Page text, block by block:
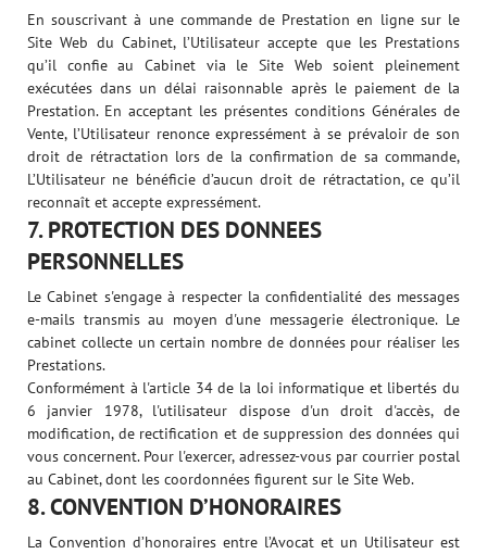
En souscrivant à une commande de Prestation en ligne sur le
Site Web du Cabinet, l’Utilisateur accepte que les Prestations
qu’il confie au Cabinet via le Site Web soient pleinement
exécutées dans un délai raisonnable après le paiement de la
Prestation. En acceptant les présentes conditions Générales de
Vente, l’Utilisateur renonce expressément à se prévaloir de son
droit de rétractation lors de la confirmation de sa commande,
L’Utilisateur ne bénéficie d’aucun droit de rétractation, ce qu’il
reconnaît et accepte expressément.
7. PROTECTION DES DONNEES
PERSONNELLES
Le Cabinet s'engage à respecter la confidentialité des messages
e-mails transmis au moyen d'une messagerie électronique. Le
cabinet collecte un certain nombre de données pour réaliser les
Prestations.
Conformément à l'article 34 de la loi informatique et libertés du
6 janvier 1978, l'utilisateur dispose d'un droit d'accès, de
modification, de rectification et de suppression des données qui
vous concernent. Pour l'exercer, adressez-vous par courrier postal
au Cabinet, dont les coordonnées figurent sur le Site Web.
8. CONVENTION D’HONORAIRES
La Convention d’honoraires entre l’Avocat et un Utilisateur est